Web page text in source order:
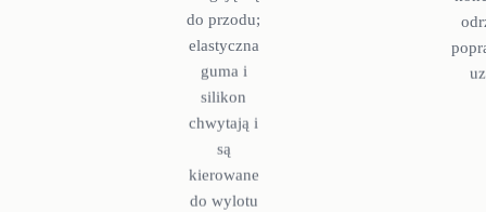
do przodu;
elastyczna
guma i
silikon
chwytają i
są
kierowane
do wylotu